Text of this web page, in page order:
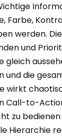
Farbe,
werden.
und
gleich
und die
wirkt
Call-to-
zu bedienen
Hierarchie